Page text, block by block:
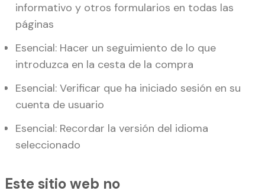
informativo y otros formularios en todas las
páginas
Esencial: Hacer un seguimiento de lo que
introduzca en la cesta de la compra
Esencial: Verificar que ha iniciado sesión en su
cuenta de usuario
Esencial: Recordar la versión del idioma
seleccionado
Este sitio web no